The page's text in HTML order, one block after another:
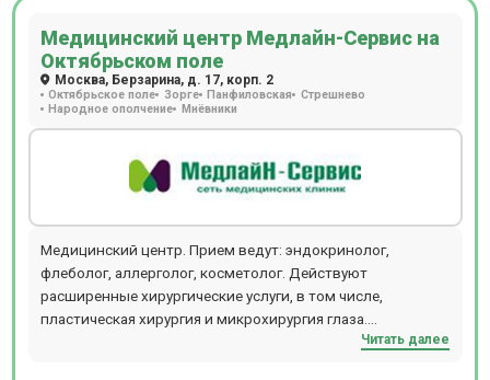
дому, лабораторная диагностика и даже УЗИ на дому.
Медицинский центр Медлайн-Сервис на
Октябрьском поле
Москва, Берзарина, д. 17, корп. 2
Октябрьское поле Зорге Панфиловская Стрешнево
Народное ополчение Мнёвники
Медицинский центр. Прием ведут: эндокринолог,
флеболог, аллерголог, косметолог. Действуют
расширенные хирургические услуги, в том числе,
пластическая хирургия и микрохирургия глаза.
Расположен в 5 мин. езды на общ. транспорте от м.Читать далее